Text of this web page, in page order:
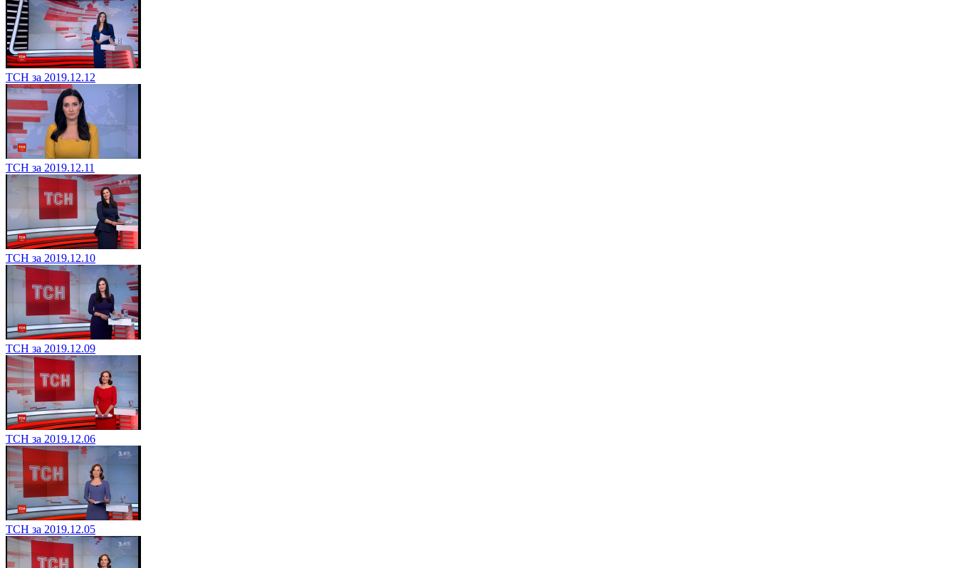
ТСН за 2019.12.12
ТСН за 2019.12.11
ТСН за 2019.12.10
ТСН за 2019.12.09
ТСН за 2019.12.06
ТСН за 2019.12.05